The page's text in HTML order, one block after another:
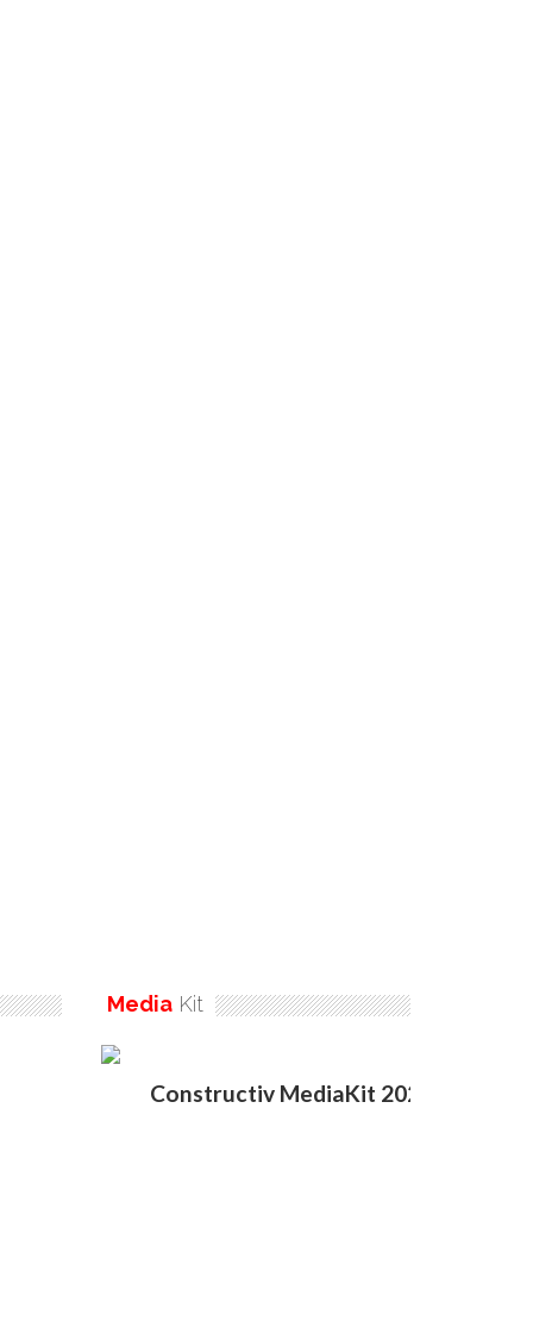
Media Kit
Constructiv MediaKit 2020